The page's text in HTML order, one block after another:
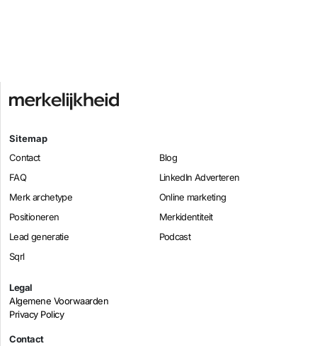
Sitemap
Contact
Blog
FAQ
LinkedIn Adverteren
Merk archetype
Online marketing
Positioneren
Merkidentiteit
Lead generatie
Podcast
Sqrl
Legal
Algemene Voorwaarden
Privacy Policy
Contact